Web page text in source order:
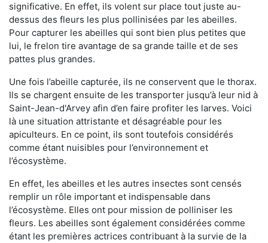
significative. En effet, ils volent sur place tout juste au-
dessus des fleurs les plus pollinisées par les abeilles.
Pour capturer les abeilles qui sont bien plus petites que
lui, le frelon tire avantage de sa grande taille et de ses
pattes plus grandes.
Une fois l’abeille capturée, ils ne conservent que le thorax.
Ils se chargent ensuite de les transporter jusqu’à leur nid à
Saint-Jean-d'Arvey afin d’en faire profiter les larves. Voici
là une situation attristante et désagréable pour les
apiculteurs. En ce point, ils sont toutefois considérés
comme étant nuisibles pour l’environnement et
l’écosystème.
En effet, les abeilles et les autres insectes sont censés
remplir un rôle important et indispensable dans
l’écosystème. Elles ont pour mission de polliniser les
fleurs. Les abeilles sont également considérées comme
étant les premières actrices contribuant à la survie de la